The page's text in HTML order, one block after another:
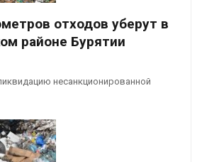
отходов уберут в
районе Бурятии
несанкционированной